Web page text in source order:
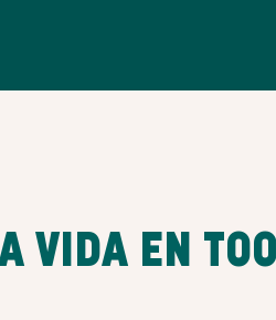
VIDA EN